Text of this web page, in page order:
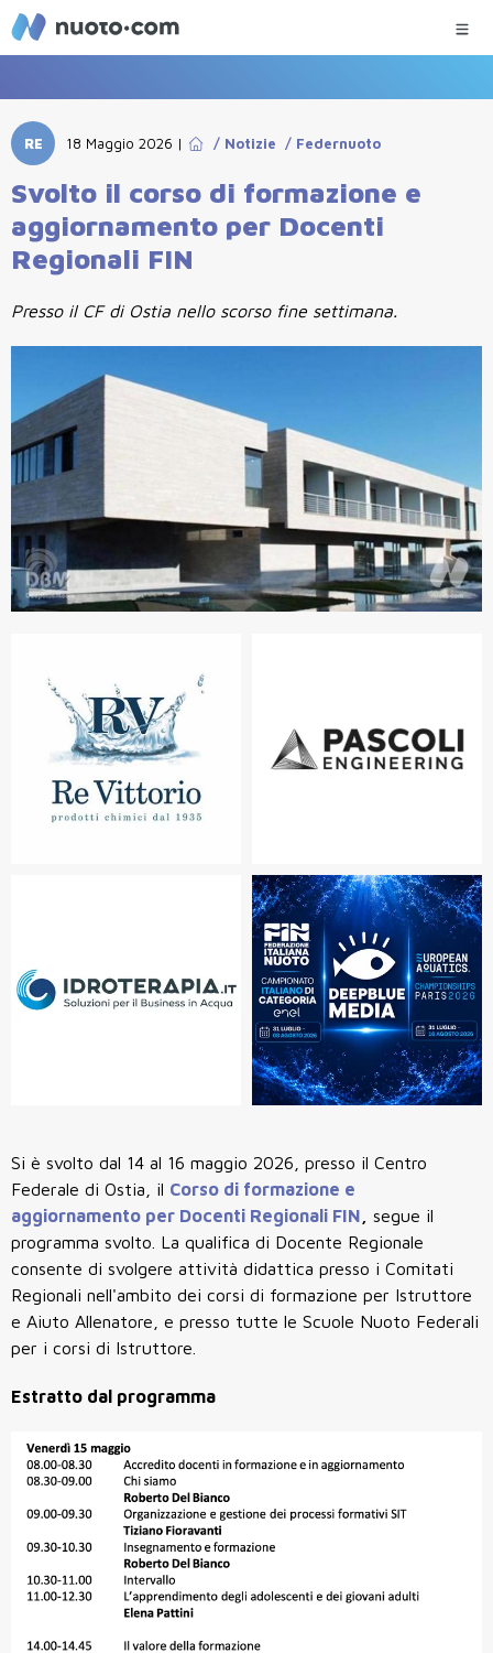
RE 18 Maggio 2026 | / Notizie / Federnuoto
Svolto il corso di formazione e
aggiornamento per Docenti
Regionali FIN
Presso il CF di Ostia nello scorso fine settimana.
Si è svolto dal 14 al 16 maggio 2026, presso il Centro
Federale di Ostia, il Corso di formazione e
aggiornamento per Docenti Regionali FIN
segue il
programma svolto. La qualifica di Docente Regionale
consente di svolgere attività didattica presso i Comitati
Regionali nell'ambito dei corsi di formazione per Istruttore
e Aiuto Allenatore, e presso tutte le Scuole Nuoto Federali
per i corsi di Istruttore.
Estratto dal programma